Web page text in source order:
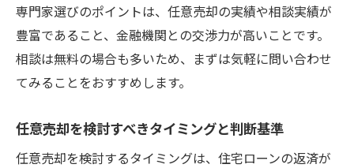
専門家選びのポイントは、任意売却の実績や相談実績が
豊富であること、金融機関との交渉力が高いことです。
相談は無料の場合も多いため、まずは気軽に問い合わせ
てみることをおすすめします。
任意売却を検討すべきタイミングと判断基準
任意売却を検討するタイミングは、住宅ローンの返済が